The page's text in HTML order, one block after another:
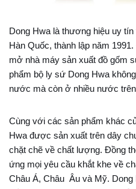
Dong Hwa là thương hiệu uy
Hàn Quốc, thành lập năm
mở nhà máy sản xuất đồ gốm
phẩm bộ ly sứ Dong Hwa
nước mà còn ở nhiều nước
Cùng với các sản phẩm khác
Hwa được sản xuất trên dây
chặt chẽ về chất lượng. Đồng
ứng mọi yêu cầu khắt khe về
Châu Á, Châu Âu và Mỹ.